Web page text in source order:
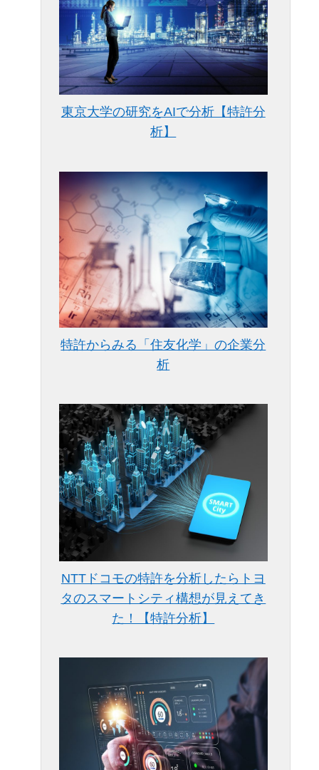
東京大学の研究をAIで分析【特許分
析】
特許からみる「住友化学」の企業分
析
NTTドコモの特許を分析したらトヨ
タのスマートシティ構想が見えてき
た！【特許分析】